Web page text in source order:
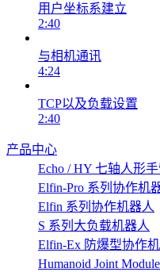
用户坐标系建立
2:40
与相机通讯
4:24
TCP以及负载设置
2:40
产品中心
Echo / HY 七轴人形手
Elfin-Pro 系列协作机
Elfin 系列协作机器人
S 系列大负载机器人
Elfin-Ex 防爆型协作
Humanoid Joint